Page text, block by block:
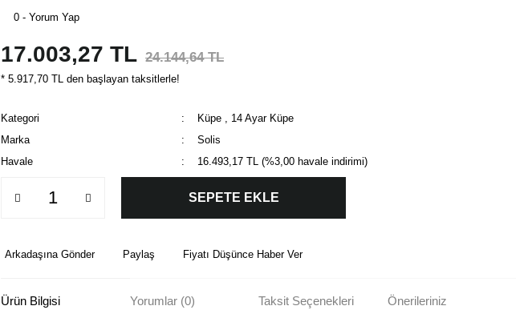
0 - Yorum Yap
17.003,27 TL 24.144,64 TL
* 5.917,70 TL den başlayan taksitlerle!
Kategori Küpe , 14 Ayar Küpe
Marka
Solis
Havale
16.493,17 TL (%3,00 havale indirimi)
SEPETE EKLE
Arkadaşına Gönder Paylaş Fiyatı Düşünce Haber Ver
Ürün Bilgisi Yorumlar (0) Taksit Seçenekleri Önerileriniz